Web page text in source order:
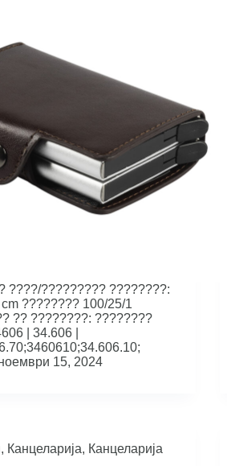
????/????????? ????????:
???????? 100/25/1
?? ????????: ????????
| 34.606 |
15, 2024
, Канцеларија, Канцеларија